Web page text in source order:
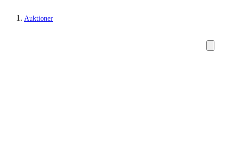
Auktioner